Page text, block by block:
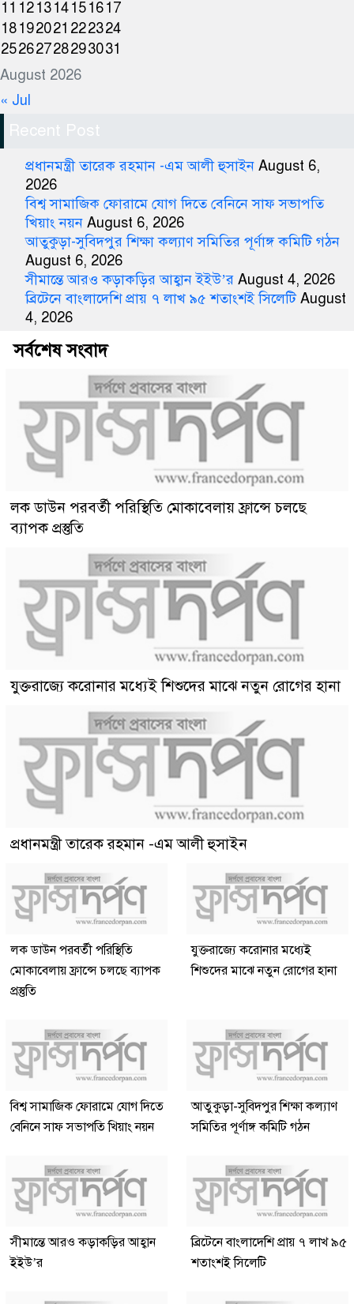
August 2026
11 121314151617
18192021 222324
25262728293031
« Jul
Recent Post
প্রধানমন্ত্রী তারেক রহমান -এম আলী হুসাইন August 6,
2026
বিশ্ব সামাজিক ফোরামে যোগ দিতে বেনিনে সাফ সভাপতি
খিয়াং নয়ন August 6, 2026
আতুকুড়া-সুবিদপুর শিক্ষা কল্যাণ সমিতির পূর্ণাঙ্গ কমিটি গঠন
August 6, 2026
সীমান্তে আরও কড়াকড়ির আহ্বান ইইউ’র August 4, 2026
ব্রিটেনে বাংলাদেশি প্রায় ৭ লাখ ৯৫ শতাংশই সিলেটি August
4, 2026
সর্বশেষ সংবাদ
লক ডাউন পরবর্তী পরিস্থিতি মোকাবেলায় ফ্রান্সে চলছে
ব্যাপক প্রস্তুতি
যুক্তরাজ্যে করোনার মধ্যেই শিশুদের মাঝে নতুন রোগের হানা
প্রধানমন্ত্রী তারেক রহমান -এম আলী হুসাইন
লক ডাউন পরবর্তী পরিস্থিতি
মোকাবেলায় ফ্রান্সে চলছে ব্যাপক
প্রস্তুতি
যুক্তরাজ্যে করোনার মধ্যেই
শিশুদের মাঝে নতুন রোগের হানা
বিশ্ব সামাজিক ফোরামে যোগ দিতে
বেনিনে সাফ সভাপতি খিয়াং নয়ন
আতুকুড়া-সুবিদপুর শিক্ষা কল্যাণ
সমিতির পূর্ণাঙ্গ কমিটি গঠন
সীমান্তে আরও কড়াকড়ির আহ্বান
ইইউ’র
ব্রিটেনে বাংলাদেশি প্রায় ৭ লাখ ৯৫
শতাংশই সিলেটি